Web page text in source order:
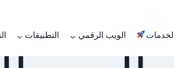
الويب الرقمي التطبيقات